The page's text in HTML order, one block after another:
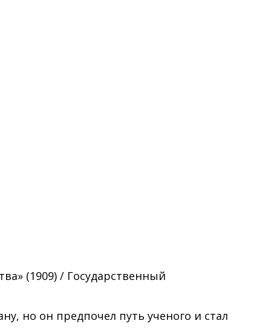
(1909) / Государственный
но он предпочел путь ученого и стал